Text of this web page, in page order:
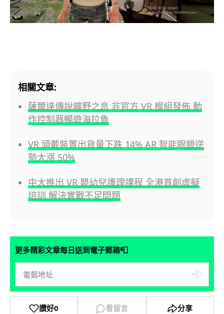
相關文章:
薩爾達傳說曠野之息 非官方 VR 模組發佈 動
作控制器暢遊海拉魯
VR 頭戴裝置出貨量下跌 14% AR 智能眼鏡逆
勢大漲 50%
中大推出 VR 嬰幼兒護理課程 全港首創虛擬
培訓 解決實戰不足問題
更多精彩文章每日送到電子郵箱📮
讚好0 看留言 分享